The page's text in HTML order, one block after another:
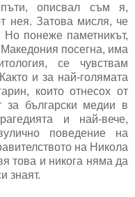
описвал съм я,
нея. Затова мисля, че
понеже паметникът,
посегна, има
се чувствам
и за най-голямата
които отнесох от
за български медии в
и най-вече,
поведение на
на Никола
това и никога няма да
знаят.